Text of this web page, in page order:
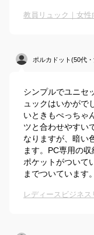
ポルカドット(50代
シンプルでユニセ
ュックはいかがで
いときもぺっちゃ
ツと合わせやすい
なりますが、暗い
ます。PC専用の
ポケットがついて
までついています。